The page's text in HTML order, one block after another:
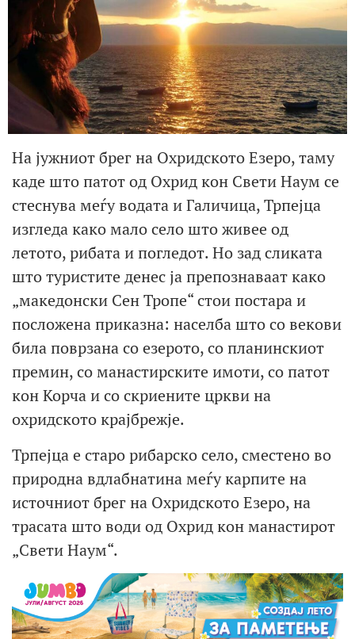
На јужниот брег на Охридското Езеро, таму
каде што патот од Охрид кон Свети Наум се
стеснува меѓу водата и Галичица, Трпејца
изгледа како мало село што живее од
летото, рибата и погледот. Но зад сликата
што туристите денес ја препознаваат како
„македонски Сен Тропе“ стои постара и
посложена приказна: населба што со векови
била поврзана со езерото, со планинскиот
премин, со манастирските имоти, со патот
кон Корча и со скриените цркви на
охридското крајбрежје.
Трпејца е старо рибарско село, сместено во
природна вдлабнатина меѓу карпите на
источниот брег на Охридското Езеро, на
трасата што води од Охрид кон манастирот
„Свети Наум“.